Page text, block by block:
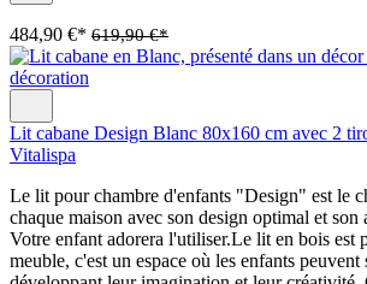
484,90 €* 619,90 €*
Lit cabane Design Blanc 80x160 cm avec 2
Vitalispa
Le lit pour chambre d'enfants "Design" est le
chaque maison avec son design optimal et son
Votre enfant adorera l'utiliser.Le lit en bois est
meuble, c'est un espace où les enfants peuvent